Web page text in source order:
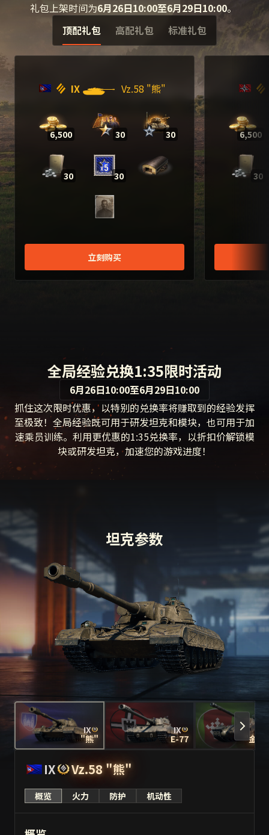
礼包上架时间为6月26日10:00至6月29日10:00。
顶配礼包
高配礼包 标准礼包
IX Vz.58 "熊"
6,500 30 30
30 30
立刻购买
6,500
30
全局经验兑换1:35限时活动
6月26日10:00至6月29日10:00
抓住这次限时优惠，以特别的兑换率将赚取到的经验发挥
至极致！全局经验既可用于研发坦克和模块，也可用于加
速乘员训练。利用更优惠的1:35兑换率，以折扣价解锁模
块或研发坦克，加速您的游戏进度！
坦克参数
IX
"熊"
IX
E-77 "金牛
IX Vz.58 "熊"
概览 火力 防护 机动性